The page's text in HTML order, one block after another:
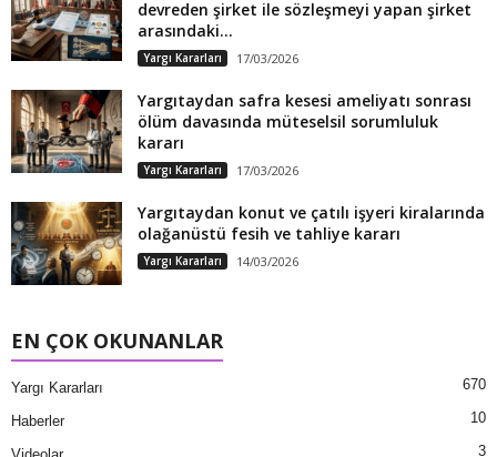
devreden şirket ile sözleşmeyi yapan şirket
arasındaki...
Yargı Kararları 17/03/2026
Yargıtaydan safra kesesi ameliyatı sonrası
ölüm davasında müteselsil sorumluluk
kararı
Yargı Kararları 17/03/2026
Yargıtaydan konut ve çatılı işyeri kiralarında
olağanüstü fesih ve tahliye kararı
Yargı Kararları 14/03/2026
EN ÇOK OKUNANLAR
Yargı Kararları 670
Haberler 10
3